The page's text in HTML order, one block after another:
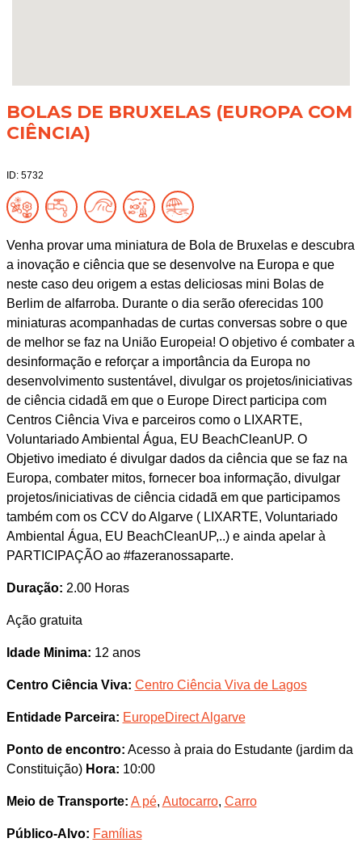
BOLAS DE BRUXELAS (EUROPA COM
CIÊNCIA)
ID: 5732
Venha provar uma miniatura de Bola de Bruxelas e descubra
a inovação e ciência que se desenvolve na Europa e que
neste caso deu origem a estas deliciosas mini Bolas de
Berlim de alfarroba. Durante o dia serão oferecidas 100
miniaturas acompanhadas de curtas conversas sobre o que
de melhor se faz na União Europeia! O objetivo é combater a
desinformação e reforçar a importância da Europa no
desenvolvimento sustentável, divulgar os projetos/iniciativas
de ciência cidadã em que o Europe Direct participa com
Centros Ciência Viva e parceiros como o LIXARTE,
Voluntariado Ambiental Água, EU BeachCleanUP. O
Objetivo imediato é divulgar dados da ciência que se faz na
Europa, combater mitos, fornecer boa informação, divulgar
projetos/iniciativas de ciência cidadã em que participamos
também com os CCV do Algarve ( LIXARTE, Voluntariado
Ambiental Água, EU BeachCleanUP,..) e ainda apelar à
PARTICIPAÇÃO ao #fazeranossaparte.
Duração: 2.00 Horas
Ação gratuita
Idade Minima: 12 anos
Centro Ciência Viva: Centro Ciência Viva de Lagos
Entidade Parceira: EuropeDirect Algarve
Ponto de encontro: Acesso à praia do Estudante (jardim da
Constituição) Hora: 10:00
Meio de Transporte: A pé, Autocarro, Carro
Público-Alvo: Famílias